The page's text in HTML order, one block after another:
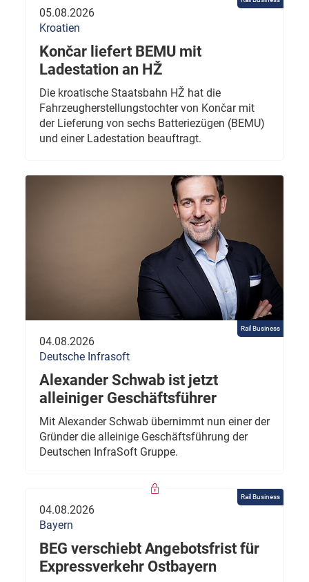
05.08.2026
Kroatien
Končar liefert BEMU mit
Ladestation an HŽ
Die kroatische Staatsbahn HŽ hat die
Fahrzeugherstellungstochter von Končar mit
der Lieferung von sechs Batteriezügen (BEMU)
und einer Ladestation beauftragt.
Rail Business
04.08.2026
Deutsche Infrasoft
Alexander Schwab ist jetzt
alleiniger Geschäftsführer
Mit Alexander Schwab übernimmt nun einer der
Gründer die alleinige Geschäftsführung der
Deutschen InfraSoft Gruppe.
Rail Business
04.08.2026
Bayern
BEG verschiebt Angebotsfrist für
Expressverkehr Ostbayern